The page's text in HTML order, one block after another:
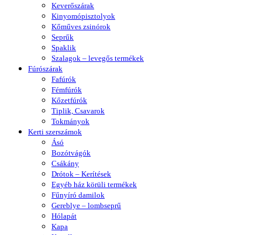
Keverőszárak
Kinyomópisztolyok
Kőműves zsinórok
Seprűk
Spaklik
Szalagok – levegős termékek
Fúrószárak
Fafúrók
Fémfúrók
Kőzetfúrók
Tiplik, Csavarok
Tokmányok
Kerti szerszámok
Ásó
Bozótvágók
Csákány
Drótok – Kerítések
Egyéb ház körüli termékek
Fűnyíró damilok
Gereblye – lombseprű
Hólapát
Kapa